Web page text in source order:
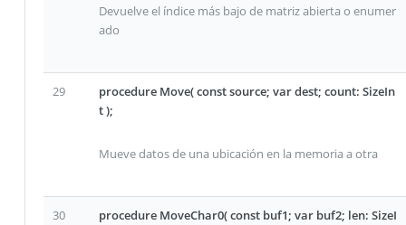
Devuelve el índice más bajo de matriz abierta o enumer
ado
29
procedure Move( const source; var dest; count: SizeIn
t );
Mueve datos de una ubicación en la memoria a otra
30
procedure MoveChar0( const buf1; var buf2; len: SizeI